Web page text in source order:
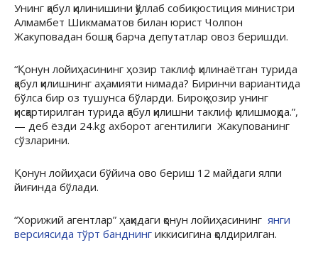
Унинг қабул қилинишини қўллаб собиқ юстиция министри
Алмамбет Шикмаматов билан юрист Чолпон
Жакуповадан бошқа барча депутатлар овоз беришди.
“Қонун лойиҳасининг ҳозир таклиф қилинаётган турида
қабул қилишнинг аҳамияти нимада? Биринчи вариантида
бўлса бир оз тушунса бўларди. Бироқ ҳозир унинг
қисқартирилган турида қабул қилишни таклиф қилишмоқда.”,
— деб ёзди 24.kg ахборот агентилиги Жакупованинг
сўзларини.
Қонун лойиҳаси бўйича ово бериш 12 майдаги ялпи
йиғинда бўлади.
“Хорижий агентлар” ҳақидаги қонун лойиҳасининг янги
версиясида тўрт банднинг иккисигина қолдирилган.